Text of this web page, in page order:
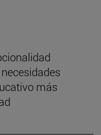
más